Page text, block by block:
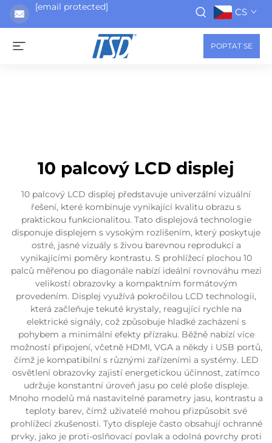
[email protected] CS
POPTAT SE
10 palcový LCD displej
10 palcový LCD displej představuje univerzální vizuální
řešení, které kombinuje vynikající kvalitu obrazu s
praktickou funkcionalitou. Tato displejová technologie
disponuje displejem s vysokým rozlišením, který poskytuje
ostré, jasné vizuály s živou barevnou reprodukcí a
vynikajícími poměry kontrastu. S prohlížecí plochou 10
palců měřenou po diagonále nabízí ideální rovnováhu mezi
velikostí obrazovky a kompaktním formátovým
provedením. Displej využívá pokročilou LCD technologii,
která začleňuje tekuté krystaly, reagující rychle na
elektrické signály, což způsobuje hladké zacházení s
pohybem a minimální efekty přízraku. Běžně nabízí více
možností připojení, včetně HDMI, VGA a někdy i USB portů,
čímž je kompatibilní s různými zařízeními a systémy. LED
osvětlení obrazovky zajistí energetickou účinnost, zatímco
udržuje konstantní úroveň jasu po celé ploše displeje.
Mnoho modelů má nastavitelné parametry jasu, kontrastu a
teploty barev, čímž uživatelé mohou přizpůsobit své
prohlížecí zkušenosti. Tyto displeje často obsahují ochranné
prvky, jako je proti-oslňovací povlak a odolná povrchy proti